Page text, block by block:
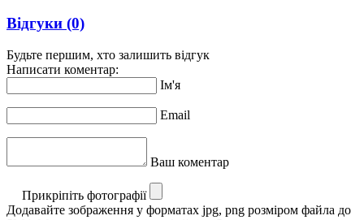
Відгуки (0)
Будьте першим, хто залишить відгук
Написати коментар:
Ім'я
Email
Ваш коментар
Прикріпіть фотографії
Додавайте зображення у форматах jpg, png розміром файла до